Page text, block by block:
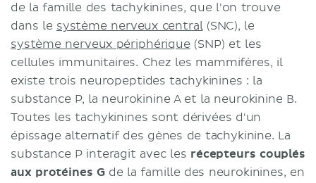
de la famille des tachykinines, que l'on trouve
dans le système nerveux central(SNC), le
système nerveux périphérique (SNP) et les
cellules immunitaires. Chez les mammifères, il
existe trois neuropeptides tachykinines : la
substance P, la neurokinine A et la neurokinine B.
Toutes les tachykinines sont dérivées d'un
épissage alternatif des gènes de tachykinine. La
substance P interagit avec les récepteurs couplés
aux protéines G de la famille des neurokinines, en